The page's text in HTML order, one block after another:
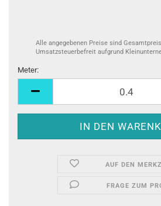
Alle angegebenen Preise sind
Umsatzsteuerbefreit aufgrund
Meter:
AUF DEN
FRAGE ZUM